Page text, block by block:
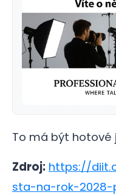
To má být hotové
Zdroj: https://
sta-na-rok-2028-